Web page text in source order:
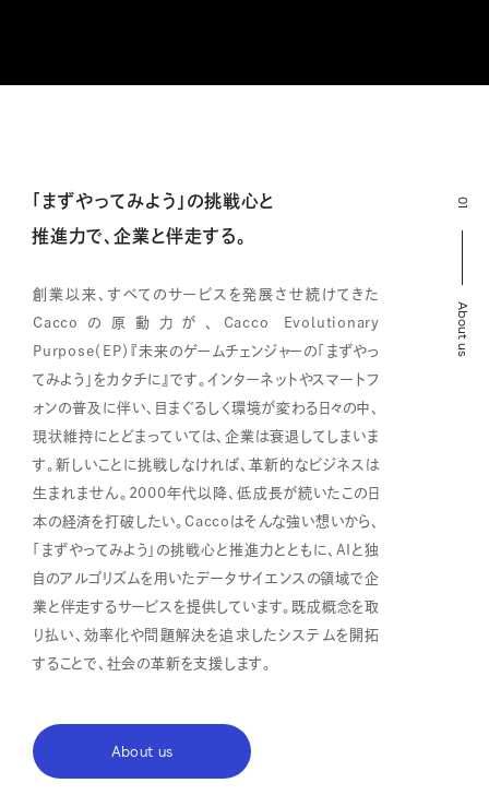
「まずやってみよう」の挑戦心と
推進力で、企業と伴走する。
創業以来、すべてのサービスを発展させ続けてきた
Caccoの原動力が、Cacco Evolutionary
Purpose（EP）『未来のゲームチェンジャーの「まずやっ
てみよう」をカタチに』です。インターネットやスマートフ
ォンの普及に伴い、目まぐるしく環境が変わる日々の中、
現状維持にとどまっていては、企業は衰退してしまいま
す。新しいことに挑戦しなければ、革新的なビジネスは
生まれません。2000年代以降、低成長が続いたこの日
本の経済を打破したい。Caccoはそんな強い想いから、
「まずやってみよう」の挑戦心と推進力とともに、AIと独
自のアルゴリズムを用いたデータサイエンスの領域で企
業と伴走するサービスを提供しています。既成概念を取
り払い、効率化や問題解決を追求したシステムを開拓
することで、社会の革新を支援します。
About us
01
About us